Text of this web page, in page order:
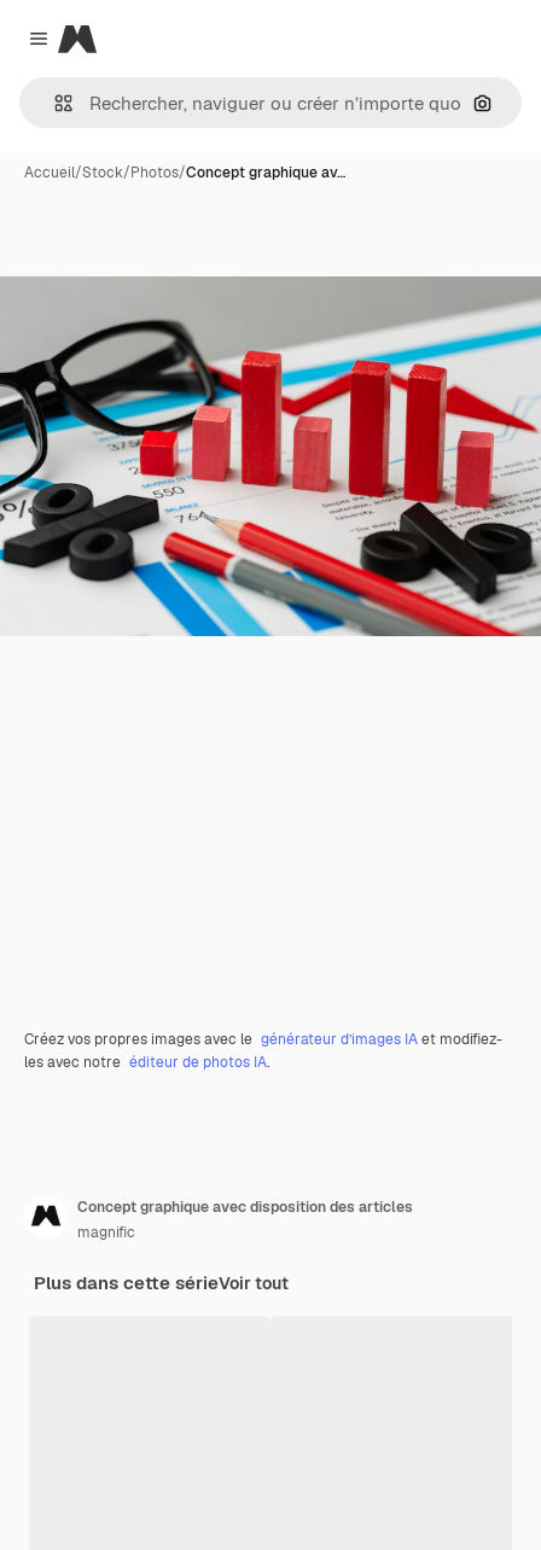
Close menu
Magnific
Accueil/Stock/Photos/Concept graphique av…
Créez vos propres images avec le générateur d’images IAet modifiez-
les avec notre éditeur de photos IA.
Concept graphique avec disposition des articles
magnific
Plus dans cette sérieVoir tout